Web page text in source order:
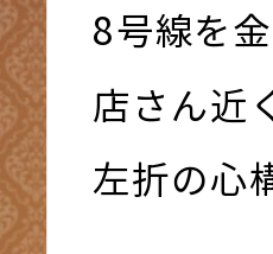
8号線を
店さん近
左折の心